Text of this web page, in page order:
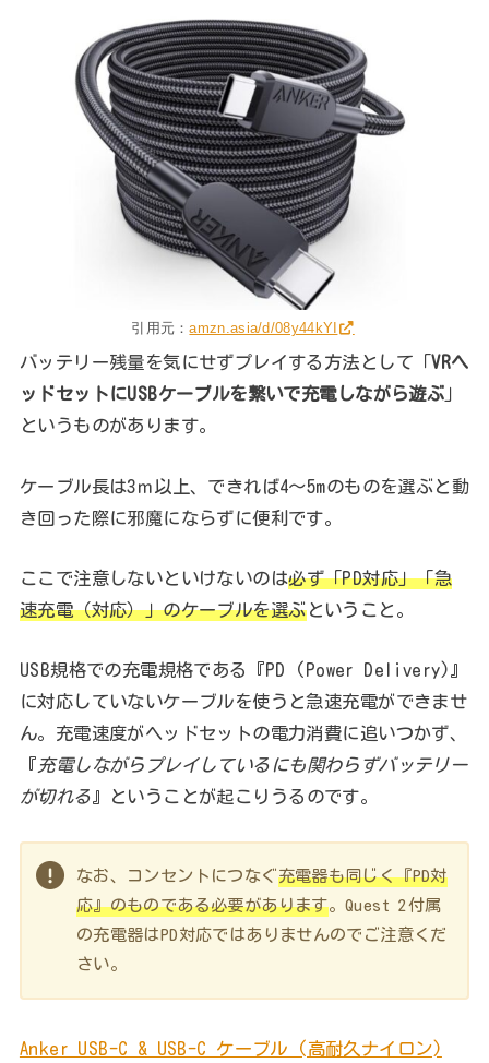
引用元：amzn.asia/d/08y44kYI
バッテリー残量を気にせずプレイする方法として「VRヘ
ッドセットにUSBケーブルを繋いで充電しながら遊ぶ 」
というものがあります。
ケーブル長は3ｍ以上、できれば4〜5mのものを選ぶと動
き回った際に邪魔にならずに便利です。
ここで注意しないといけないのは必ず「PD対応」「急
速充電（対応）」のケーブルを選ぶということ。
USB規格での充電規格である『PD (Power Delivery)』
に対応していないケーブルを使うと急速充電ができませ
ん。充電速度がヘッドセットの電力消費に追いつかず、
『 充電しながらプレイしているにも関わらずバッテリー
が切れる』ということが起こりうるのです。
なお、コンセントにつなぐ充電器も同じく『PD対
応』のものである必要があります。Quest 2付属
の充電器はPD対応ではありませんのでご注意くだ
さい。
Anker USB-C & USB-C ケーブル (高耐久ナイロン)